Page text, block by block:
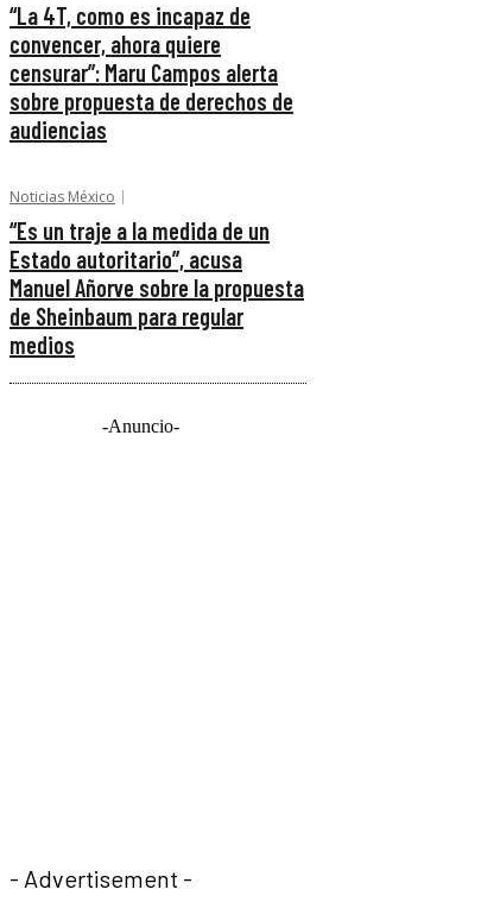
“La 4T, como es incapaz de
convencer, ahora quiere
censurar”: Maru Campos alerta
sobre propuesta de derechos de
audiencias
Noticias México
“Es un traje a la medida de un
Estado autoritario”, acusa
Manuel Añorve sobre la propuesta
de Sheinbaum para regular
medios
-Anuncio-
- Advertisement -